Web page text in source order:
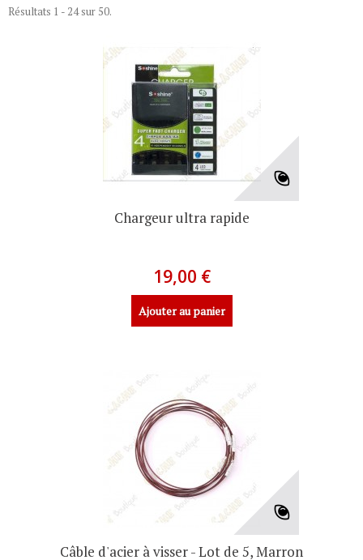
Résultats 1 - 24 sur 50.
Chargeur ultra rapide
19,00 €
Ajouter au panier
Câble d'acier à visser - Lot de 5, Marron